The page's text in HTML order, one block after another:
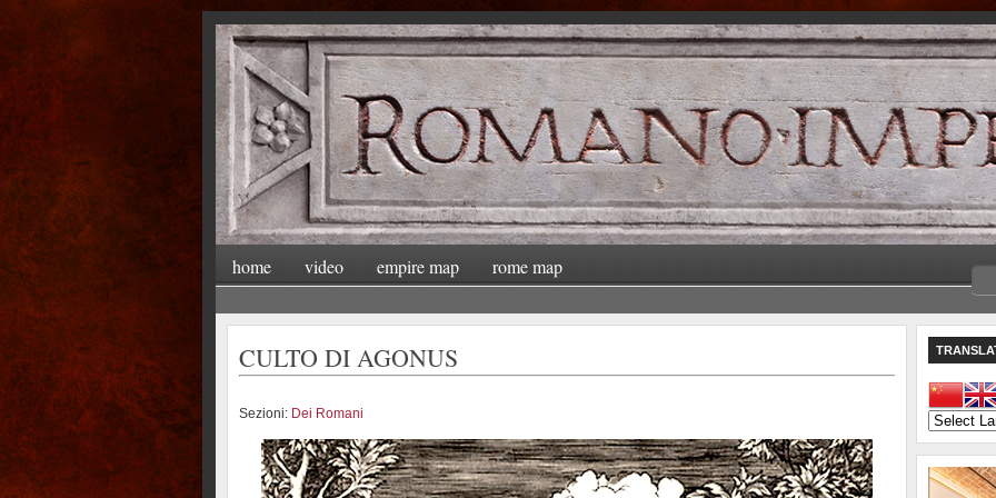
home video empire map rome map
CULTO DI AGONUS
Sezioni: Dei Romani